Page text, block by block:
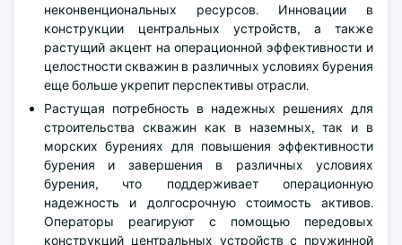
неконвенциональных ресурсов. Инновации в
конструкции центральных устройств, а также
растущий акцент на операционной эффективности и
целостности скважин в различных условиях бурения
еще больше укрепит перспективы отрасли.
Растущая потребность в надежных решениях для
строительства скважин как в наземных, так и в
морских бурениях для повышения эффективности
бурения и завершения в различных условиях
бурения, что поддерживает операционную
надежность и долгосрочную стоимость активов.
Операторы реагируют с помощью передовых
конструкций центральных устройств с пружинной